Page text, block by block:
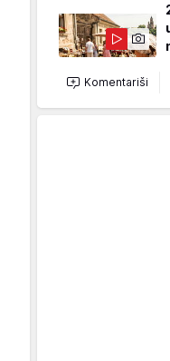
Komentariši